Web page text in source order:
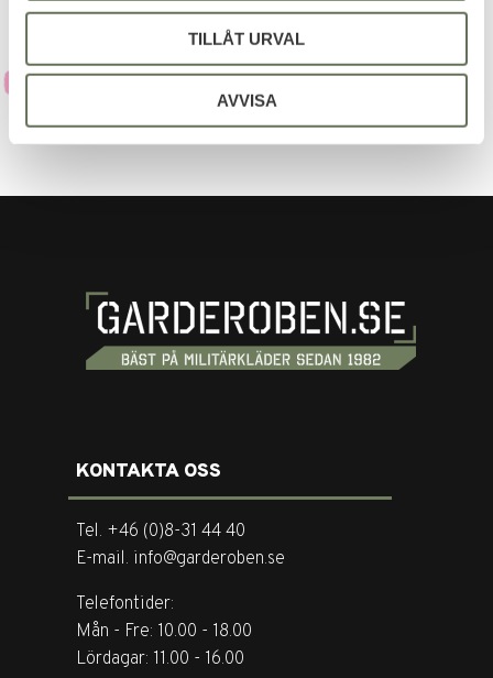
TILLÅT URVAL
AVVISA
KONTAKTA OSS
Tel. +46 (0)8-31 44 40
E-mail. info@garderoben.se
Telefontider:
Mån - Fre: 10.00 - 18.00
Lördagar: 11.00 - 16.00